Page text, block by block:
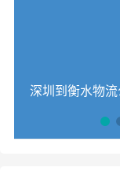
深圳到衡水物